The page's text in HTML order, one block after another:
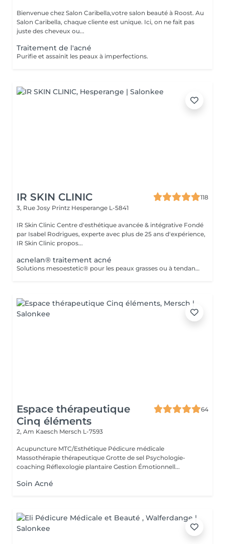
Bienvenue chez Salon Caribella,votre salon beauté à Roost. Au
Salon Caribella, chaque cliente est unique. Ici, on ne fait pas
juste des cheveux ou...
Traitement de l'acné
Purifie et assainit les peaux à imperfections.
IR SKIN CLINIC
118
3, Rue Josy Printz Hesperange L-5841
IR Skin Clinic Centre d'esthétique avancée & intégrative Fondé
par Isabel Rodrigues, experte avec plus de 25 ans d'expérience,
IR Skin Clinic propos...
acnelan® traitement acné
Solutions mesoestetic® pour les peaux grasses ou à tendance acnéique. Résultats dermatologiquement prouvés.Méthode professionnelle esthétique pour le traitement des peaux à tendance acnéique et séborrhéique. Nettoie en profondeur la peau des impuretés acnéiques, facilitant ainsi l'activité optimale de l'unité pilosébacée.
Espace thérapeutique
Cinq éléments
64
2, Am Kaesch Mersch L-7593
Acupuncture MTC/Esthétique Pédicure médicale
Massothérapie thérapeutique Grotte de sel Psychologie-
coaching Réflexologie plantaire Gestion Émotionnell...
Soin Acné